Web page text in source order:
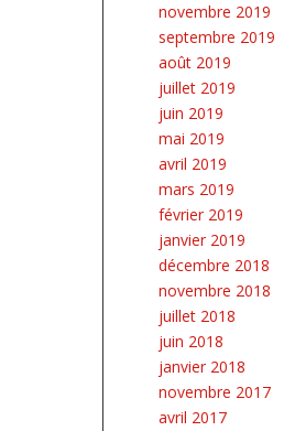
novembre 2019
septembre 2019
août 2019
juillet 2019
juin 2019
mai 2019
avril 2019
mars 2019
février 2019
janvier 2019
décembre 2018
novembre 2018
juillet 2018
juin 2018
janvier 2018
novembre 2017
avril 2017